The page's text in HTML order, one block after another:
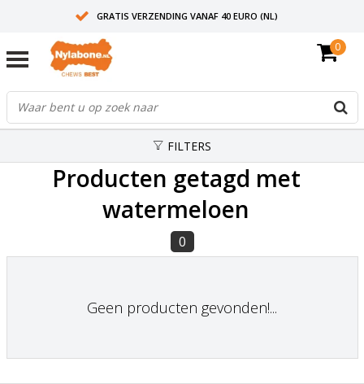
GRATIS VERZENDING VANAF 40 EURO (NL)
0
FILTERS
Producten getagd met
watermeloen
0
Geen producten gevonden!...